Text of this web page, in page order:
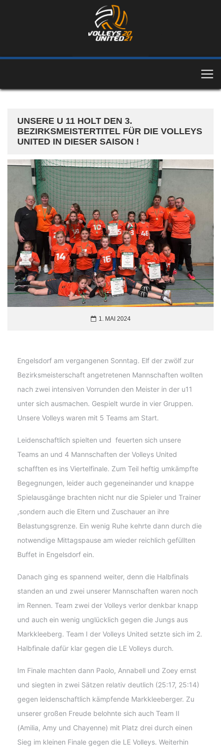
UNSERE U 11 HOLT DEN 3.
BEZIRKSMEISTERTITEL FÜR DIE VOLLEYS
UNITED IN DIESER SAISON !
1. MAI 2024
Engelsdorf am vergangenen Sonntag. Elf der zwölf zur
Bezirksmeisterschaft angetretenen Mannschaften wollten
nach zwei intensiven Vorrunden den Meister in der u11
unter sich ausmachen. Gespielt wurde in vier Gruppen.
Unsere Volleys waren mit 5 Teams am Start.
Leidenschaftlich spielten und feuerten sich unsere
Teams an und 4 Mannschaften der Volleys United
schafften es ins Viertelfinale. Zum Teil heftig umkämpfte
Begegnungen, leider auch gegeneinander und knappe
Spielausgänge brachten nicht nur die Spieler und Trainer
,sondern auch die Eltern und Zuschauer an ihre
Belastungsgrenze. Ein wenig Ruhe kehrte dann durch die
notwendige Mittagspause am wieder reichlich gefüllten
Buffet in Engelsdorf ein.
Danach ging es spannend weiter, denn die Halbfinals
standen an und zwei unserer Mannschaften waren noch
im Rennen. Team zwei der Volleys verlor denkbar knapp
und auch ein wenig unglücklich gegen die Jungs aus
Markkleeberg. Team I der Volleys United setzte sich im 2.
Halbfinale dafür klar gegen die LE Volleys durch.
Im Finale machten dann Paolo, Annabell und Zoey ernst
und siegten in zwei Sätzen relativ deutlich (25:17, 25:14)
gegen leidenschaftlich kämpfende Markkleeberger. Zu
unserer großen Freude belohnte sich auch Team II
(Amilia, Amy und Chayenne) mit Platz drei durch einen
Sieg im kleinen Finale gegen die LE Volleys. Weiterhin